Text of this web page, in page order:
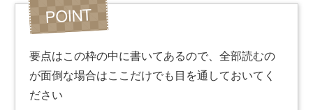
要点はこの枠の中に書いてあるので、全部読むの
が面倒な場合はここだけでも目を通しておいてく
ださい